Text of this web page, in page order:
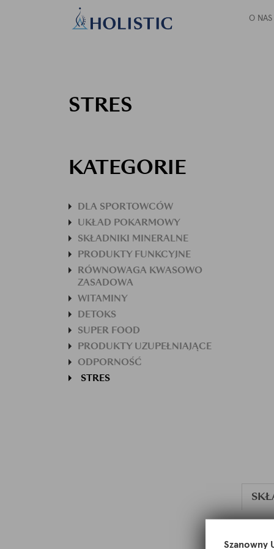
O NAS
Szanowny
STRES
KATEGORIE
DLA SPORTOWCÓW
UKŁAD POKARMOWY
SKŁADNIKI MINERALNE
PRODUKTY FUNKCYJNE
RÓWNOWAGA KWASOWO
ZASADOWA
WITAMINY
DETOKS
SUPER FOOD
PRODUKTY UZUPEŁNIAJĄCE
ODPORNOŚĆ
STRES
•